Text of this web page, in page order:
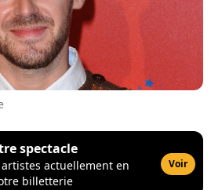
spectacle
artistes actuellement en
billetterie
Voir